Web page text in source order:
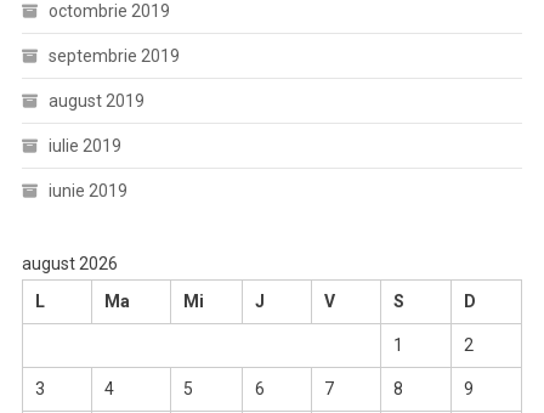
octombrie 2019
septembrie 2019
august 2019
iulie 2019
iunie 2019
august 2026
L
Ma Mi J V S D
1 2
3 4 5 6 7 8 9